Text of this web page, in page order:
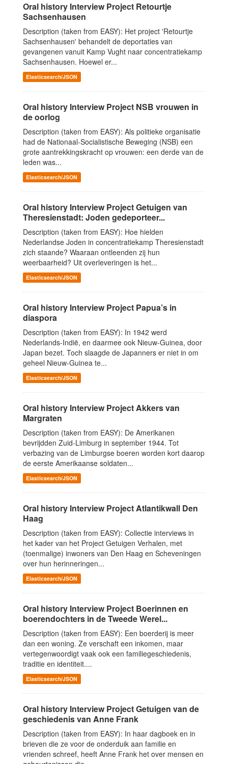
Oral history Interview Project Retourtje
Sachsenhausen
Description (taken from EASY): Het project 'Retourtje
Sachsenhausen' behandelt de deportaties van
gevangenen vanuit Kamp Vught naar concentratiekamp
Sachsenhausen. Hoewel er...
Elasticsearch/JSON
Oral history Interview Project NSB vrouwen in
de oorlog
Description (taken from EASY): Als politieke organisatie
had de Nationaal-Socialistische Beweging (NSB) een
grote aantrekkingskracht op vrouwen: een derde van de
leden was...
Elasticsearch/JSON
Oral history Interview Project Getuigen van
Theresienstadt: Joden gedeporteer...
Description (taken from EASY): Hoe hielden
Nederlandse Joden in concentratiekamp Theresienstadt
zich staande? Waaraan ontleenden zij hun
weerbaarheid? Uit overleveringen is het...
Elasticsearch/JSON
Oral history Interview Project Papua’s in
diaspora
Description (taken from EASY): In 1942 werd
Nederlands-Indië, en daarmee ook Nieuw-Guinea, door
Japan bezet. Toch slaagde de Japanners er niet in om
geheel Nieuw-Guinea te...
Elasticsearch/JSON
Oral history Interview Project Akkers van
Margraten
Description (taken from EASY): De Amerikanen
bevrijdden Zuid-Limburg in september 1944. Tot
verbazing van de Limburgse boeren worden kort daarop
de eerste Amerikaanse soldaten...
Elasticsearch/JSON
Oral history Interview Project Atlantikwall Den
Haag
Description (taken from EASY): Collectie interviews in
het kader van het Project Getuigen Verhalen, met
(toenmalige) inwoners van Den Haag en Scheveningen
over hun herinneringen...
Elasticsearch/JSON
Oral history Interview Project Boerinnen en
boerendochters in de Tweede Werel...
Description (taken from EASY): Een boerderij is meer
dan een woning. Ze verschaft een inkomen, maar
vertegenwoordigt vaak ook een familiegeschiedenis,
traditie en identiteit....
Elasticsearch/JSON
Oral history Interview Project Getuigen van de
geschiedenis van Anne Frank
Description (taken from EASY): In haar dagboek en in
brieven die ze voor de onderduik aan familie en
vrienden schreef, heeft Anne Frank het over mensen en